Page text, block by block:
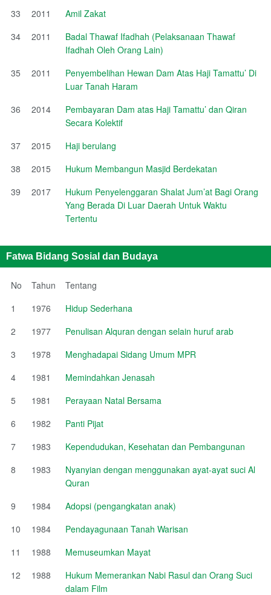
33 2011
Amil Zakat
34
2011
Badal Thawaf Ifadhah (Pelaksanaan Thawaf
Ifadhah Oleh Orang Lain)
35
2011
Penyembelihan Hewan Dam Atas Haji Tamattu’ Di
Luar Tanah Haram
36
2014
Pembayaran Dam atas Haji Tamattu’ dan Qiran
Secara Kolektif
37
2015
Haji berulang
38
2015
Hukum Membangun Masjid Berdekatan
39
2017
Hukum Penyelenggaran Shalat Jum’at Bagi Orang
Yang Berada Di Luar Daerah Untuk Waktu
Tertentu
Fatwa Bidang Sosial dan Budaya
No Tahun
Tentang
1
1976
Hidup Sederhana
2
1977
Penulisan Alquran dengan selain huruf arab
3
1978
Menghadapai Sidang Umum MPR
4
1981
Memindahkan Jenasah
5
1981
Perayaan Natal Bersama
6
1982
Panti Pijat
7
1983
Kependudukan, Kesehatan dan Pembangunan
8
1983
Nyanyian dengan menggunakan ayat-ayat suci Al
Quran
9
1984
Adopsi (pengangkatan anak)
10
1984
Pendayagunaan Tanah Warisan
11
1988
Memuseumkan Mayat
12
1988
Hukum Memerankan Nabi Rasul dan Orang Suci
dalam Film